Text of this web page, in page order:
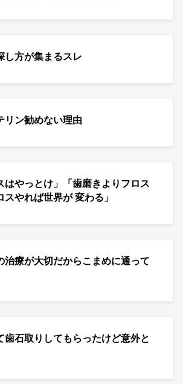
し方が集まるスレ
リン勧めない理由
はやっとけ」「歯磨きよりフロス
やれば世界が 変わる」
治療が大切だからこまめに通って
歯石取りしてもらったけど意外と